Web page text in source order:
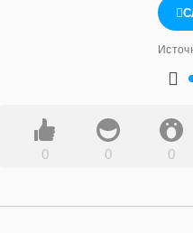
0 0 0